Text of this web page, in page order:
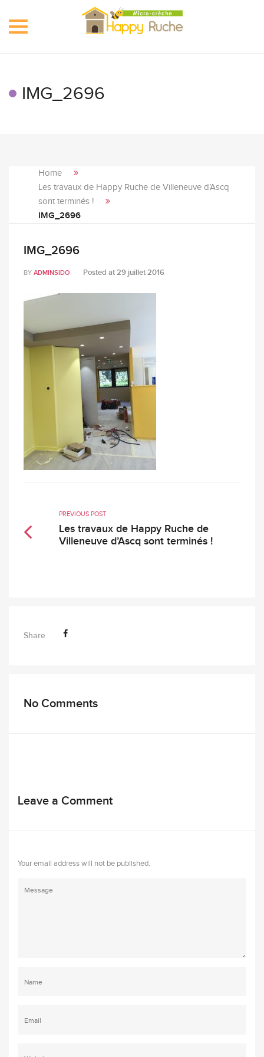
Toggle
IMG_2696
Home
Les travaux de Happy Ruche de Villeneuve d’Ascq
sont terminés !
IMG_2696
IMG_2696
BY ADMINSIDO Posted at29 juillet 2016
PREVIOUS POST
Les travaux de Happy Ruche de
Villeneuve d’Ascq sont terminés !
Share
No Comments
Leave a Comment
Your email address will not be published.